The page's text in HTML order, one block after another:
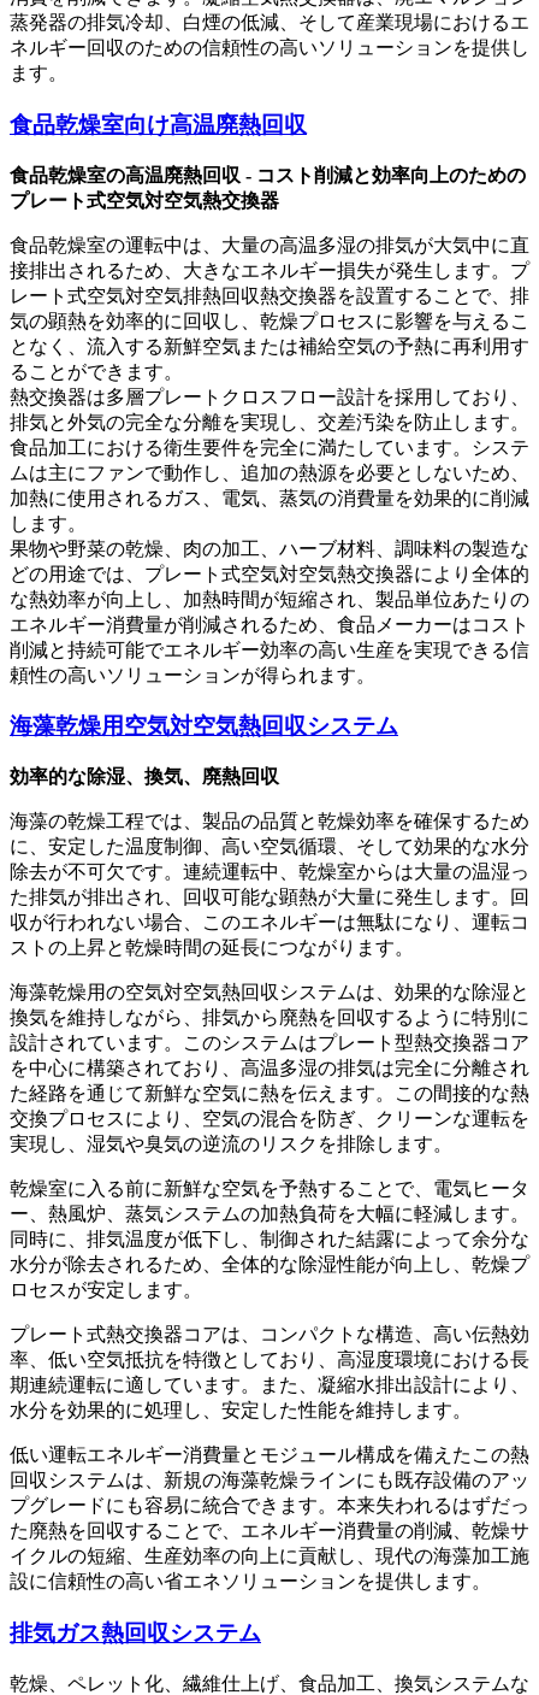
蒸発器の排気冷却、白煙の低減、そして産業現場におけるエ
ネルギー回収のための信頼性の高いソリューションを提供し
ます。
食品乾燥室向け高温廃熱回収
食品乾燥室の高温廃熱回収 - コスト削減と効率向上のための
プレート式空気対空気熱交換器
食品乾燥室の運転中は、大量の高温多湿の排気が大気中に直
接排出されるため、大きなエネルギー損失が発生します。プ
レート式空気対空気排熱回収熱交換器を設置することで、排
気の顕熱を効率的に回収し、乾燥プロセスに影響を与えるこ
となく、流入する新鮮空気または補給空気の予熱に再利用す
ることができます。
熱交換器は多層プレートクロスフロー設計を採用しており、
排気と外気の完全な分離を実現し、交差汚染を防止します。
食品加工における衛生要件を完全に満たしています。システ
ムは主にファンで動作し、追加の熱源を必要としないため、
加熱に使用されるガス、電気、蒸気の消費量を効果的に削減
します。
果物や野菜の乾燥、肉の加工、ハーブ材料、調味料の製造な
どの用途では、プレート式空気対空気熱交換器により全体的
な熱効率が向上し、加熱時間が短縮され、製品単位あたりの
エネルギー消費量が削減されるため、食品メーカーはコスト
削減と持続可能でエネルギー効率の高い生産を実現できる信
頼性の高いソリューションが得られます。
海藻乾燥用空気対空気熱回収システム
効率的な除湿、換気、廃熱回収
海藻の乾燥工程では、製品の品質と乾燥効率を確保するため
に、安定した温度制御、高い空気循環、そして効果的な水分
除去が不可欠です。連続運転中、乾燥室からは大量の温湿っ
た排気が排出され、回収可能な顕熱が大量に発生します。回
収が行われない場合、このエネルギーは無駄になり、運転コ
ストの上昇と乾燥時間の延長につながります。
海藻乾燥用の空気対空気熱回収システムは、効果的な除湿と
換気を維持しながら、排気から廃熱を回収するように特別に
設計されています。このシステムはプレート型熱交換器コア
を中心に構築されており、高温多湿の排気は完全に分離され
た経路を通じて新鮮な空気に熱を伝えます。この間接的な熱
交換プロセスにより、空気の混合を防ぎ、クリーンな運転を
実現し、湿気や臭気の逆流のリスクを排除します。
乾燥室に入る前に新鮮な空気を予熱することで、電気ヒータ
ー、熱風炉、蒸気システムの加熱負荷を大幅に軽減します。
同時に、排気温度が低下し、制御された結露によって余分な
水分が除去されるため、全体的な除湿性能が向上し、乾燥プ
ロセスが安定します。
プレート式熱交換器コアは、コンパクトな構造、高い伝熱効
率、低い空気抵抗を特徴としており、高湿度環境における長
期連続運転に適しています。また、凝縮水排出設計により、
水分を効果的に処理し、安定した性能を維持します。
低い運転エネルギー消費量とモジュール構成を備えたこの熱
回収システムは、新規の海藻乾燥ラインにも既存設備のアッ
プグレードにも容易に統合できます。本来失われるはずだっ
た廃熱を回収することで、エネルギー消費量の削減、乾燥サ
イクルの短縮、生産効率の向上に貢献し、現代の海藻加工施
設に信頼性の高い省エネソリューションを提供します。
排気ガス熱回収システム
乾燥、ペレット化、繊維仕上げ、食品加工、換気システムな